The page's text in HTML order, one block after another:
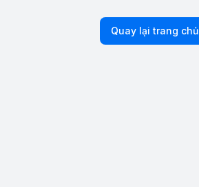
Quay lại trang chủ